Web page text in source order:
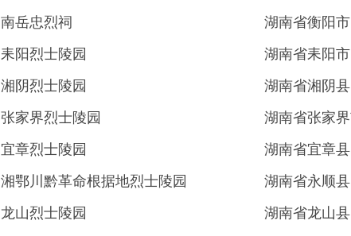
南岳忠烈祠
湖南省衡阳市
耒阳烈士陵园
湖南省耒阳市
湘阴烈士陵园
湖南省湘阴县
张家界烈士陵园
湖南省张家
宜章烈士陵园
湖南省宜章县
湘鄂川黔革命根据地烈士陵园
湖南省永顺县
龙山烈士陵园
湖南省龙山县